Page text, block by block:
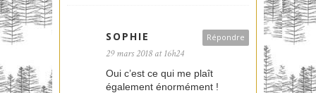
Répondre
SOPHIE
29 mars 2018 at 16h24
Oui c’est ce qui me plaît
également énormément !